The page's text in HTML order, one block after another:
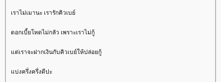
เราไม่เมานะ เรารักคิวเบย์
ดอกเบี้ยโหดไม่กลัว เพราะเราไม่กู้
ต่เราจะฝากเงินกับคิวเบย์ให้ปล่อยกู้
บ่งครึ่งครึ่งดีปะ